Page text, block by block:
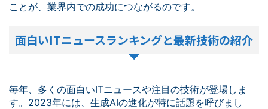
ことが、業界内での成功につながるのです。
面白いITニュースランキングと最新技術の紹介
毎年、多くの面白いITニュースや注目の技術が登場しま
す。2023年には、生成AIの進化が特に話題を呼びまし